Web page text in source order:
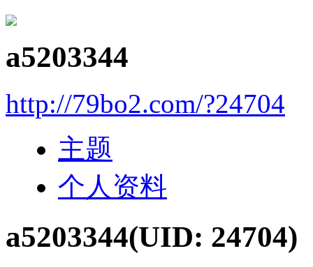
a5203344
http://79bo2.com/?24704
主题
个人资料
a5203344(UID: 24704)